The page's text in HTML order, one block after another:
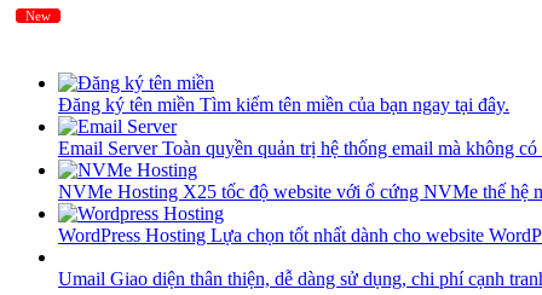
Đăng ký tên miền Tìm kiếm tên miền của bạn ngay tại đây.
Email ServerToàn quyền quản trị hệ thống email mà không
NVMe Hosting X25 tốc độ website với ổ cứng NVMe thế hệ
WordPress Hosting Lựa chọn tốt nhất dành cho website
Umail Giao diện thân thiện, dễ dàng sử dụng, chi phí cạnh
New
New